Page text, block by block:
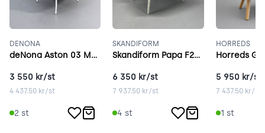
DENONA
deNona Aston 03 Metal ljusblå
3 550 kr/st
4 437.50 kr/st
2 st
SKANDIFORM
Skandiform Papa F276 ask
6 350 kr/st
7 937.50 kr/st
4 st
HORREDS
5 950 kr/st
7 437.50kr/st
1 st